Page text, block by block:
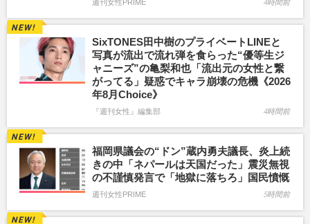
週刊女性PRIME 4時間前
SixTONES田中樹のプライベートLINEと
写真が流出で流れ弾を食らった“優等生ジ
ャニーズ”の亀梨和也「流出元の女性と繋
がってる」疑惑でキャラ崩壊の危機《2026
年8月Choice》
『週刊女性』編集部 4時間前
福岡県議会の“ドン”蔵内勇夫議長、炎上続
きの中「ネパールは天国だった」震災無視
の不謹慎発言で「地獄に落ちろ」国民憤慨
週刊女性PRIME 5時間前